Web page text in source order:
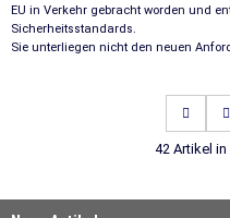
EU in Verkehr gebracht worden und
Sicherheitsstandards.
Sie unterliegen nicht den neuen
42 Artikel